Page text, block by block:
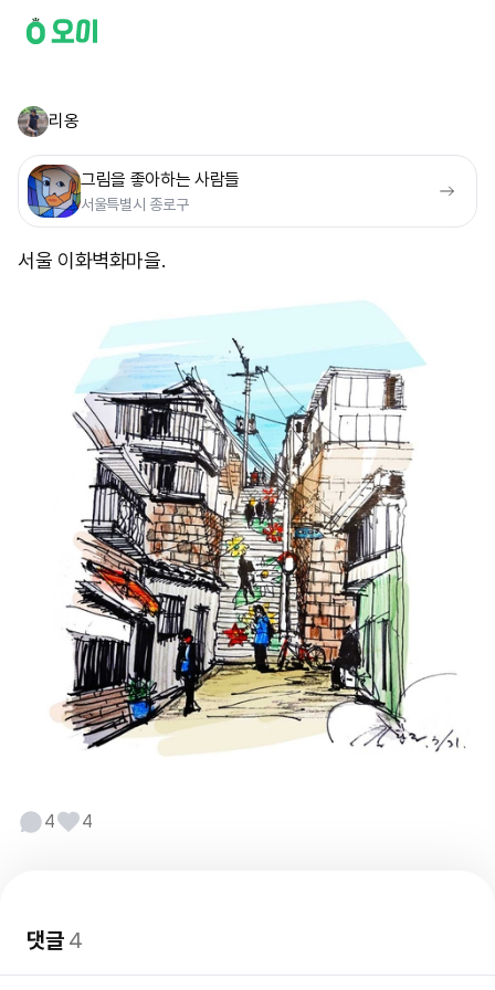
리옹
그림을 좋아하는 사람들
서울특별시 종로구
서울 이화벽화마을.
4 4
댓글4